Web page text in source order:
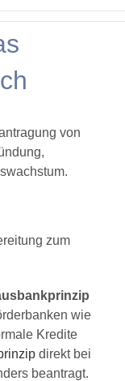
von
zum
wie
Kredite
direkt bei
beantragt.